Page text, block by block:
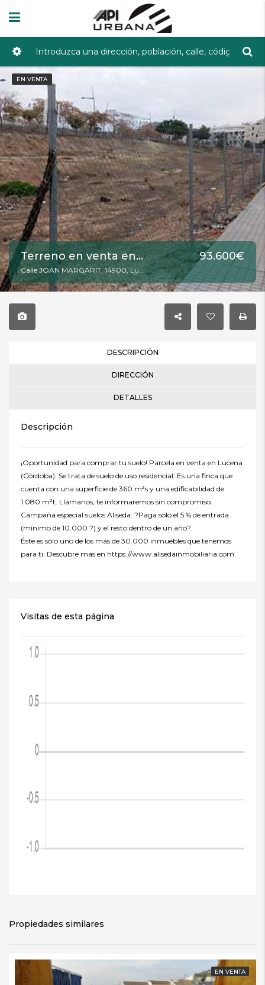
EN VENTA
Terreno en venta en Lucena de 360 m2 REF:HWV-CAN0000104568
Calle JOAN MARGARIT, 14900, Lucena, Córdoba
93.600€
DESCRIPCIÓN
DIRECCIÓN
DETALLES
Descripción
¡Oportunidad para comprar tu suelo! Parcela en venta en Lucena
(Córdoba). Se trata de suelo de uso residencial. Es una finca que
cuenta con una superficie de 360 m²s y una edificabilidad de
1.080 m²t. Llámanos, te informaremos sin compromiso.
Campaña especial suelos Aliseda: ?Paga solo el 5 % de entrada
(mínimo de 10.000 ?) y el resto dentro de un año?.
Éste es sólo uno de los más de 30.000 inmuebles que tenemos
para ti. Descubre más en https://www.alisedainmobiliaria.com
Visitas de esta página
Propiedades similares
EN VENTA